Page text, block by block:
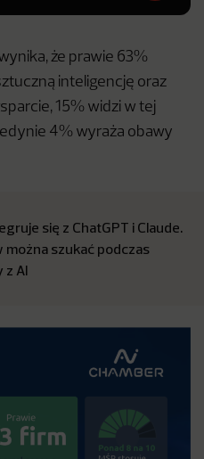
że prawie 63%
inteligencję oraz
15% widzi w tej
4% wyraża obawy
się z ChatGPT i Claude.
można szukać podczas
z AI